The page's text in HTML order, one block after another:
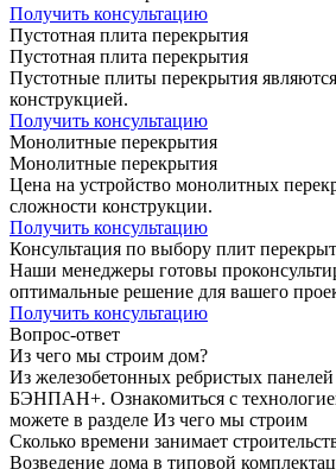
Получить консультацию
Пустотная плита перекрытия
Пустотная плита перекрытия
Пустотные плиты перекрытия
конструкцией.
Получить консультацию
Монолитные перекрытия
Монолитные перекрытия
Цена на устройство монолитных
сложности конструкции.
Получить консультацию
Консультация по выбору плит
Наши менеджеры готовы
оптимальные решение для вашего
Получить консультацию
Вопрос-ответ
Из чего мы строим дом?
Из железобетонных ребристых
БЭНПАН+. Ознакомиться с
можете в разделе Из чего мы строим
Сколько времени занимает
Возведение дома в типовой